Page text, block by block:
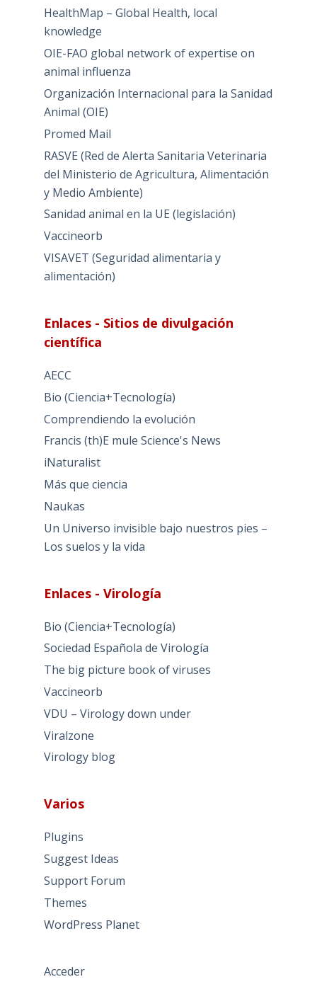
HealthMap – Global Health, local
knowledge
OIE-FAO global network of expertise on
animal influenza
Organización Internacional para la Sanidad
Animal (OIE)
Promed Mail
RASVE (Red de Alerta Sanitaria Veterinaria
del Ministerio de Agricultura, Alimentación
y Medio Ambiente)
Sanidad animal en la UE (legislación)
Vaccineorb
VISAVET (Seguridad alimentaria y
alimentación)
Enlaces - Sitios de divulgación
científica
AECC
Bio (Ciencia+Tecnología)
Comprendiendo la evolución
Francis (th)E mule Science's News
iNaturalist
Más que ciencia
Naukas
Un Universo invisible bajo nuestros pies –
Los suelos y la vida
Enlaces - Virología
Bio (Ciencia+Tecnología)
Sociedad Española de Virología
The big picture book of viruses
Vaccineorb
VDU – Virology down under
Viralzone
Virology blog
Varios
Plugins
Suggest Ideas
Support Forum
Themes
WordPress Planet
Acceder